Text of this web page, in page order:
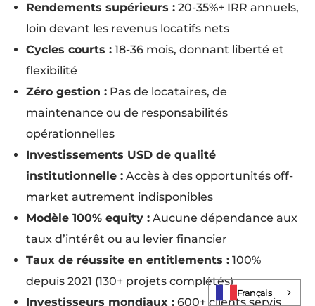
Rendements supérieurs : 20-35%+ IRR annuels,
loin devant les revenus locatifs nets
Cycles courts : 18-36 mois, donnant liberté et
flexibilité
Zéro gestion : Pas de locataires, de
maintenance ou de responsabilités
opérationnelles
Investissements USD de qualité
institutionnelle : Accès à des opportunités off-
market autrement indisponibles
Modèle 100% equity : Aucune dépendance aux
taux d’intérêt ou au levier financier
Taux de réussite en entitlements : 100%
depuis 2021 (130+ projets complétés)
Investisseurs mondiaux : 600+ clients servis
Log In
Français